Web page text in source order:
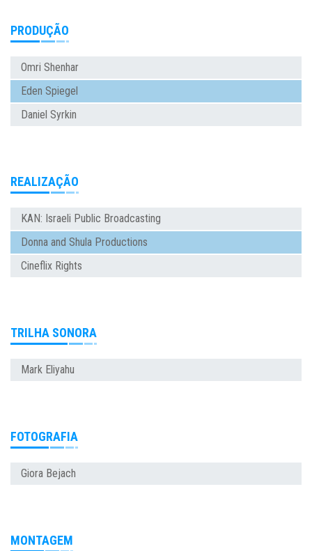
PRODUÇÃO
Omri Shenhar
Eden Spiegel
Daniel Syrkin
REALIZAÇÃO
KAN: Israeli Public Broadcasting
Donna and Shula Productions
Cineflix Rights
TRILHA SONORA
Mark Eliyahu
FOTOGRAFIA
Giora Bejach
MONTAGEM